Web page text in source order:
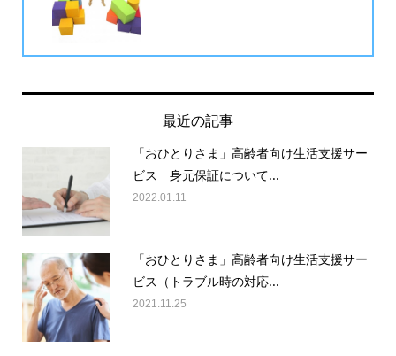
最近の記事
「おひとりさま」高齢者向け生活支援サー
ビス 身元保証について...
2022.01.11
「おひとりさま」高齢者向け生活支援サー
ビス（トラブル時の対応...
2021.11.25